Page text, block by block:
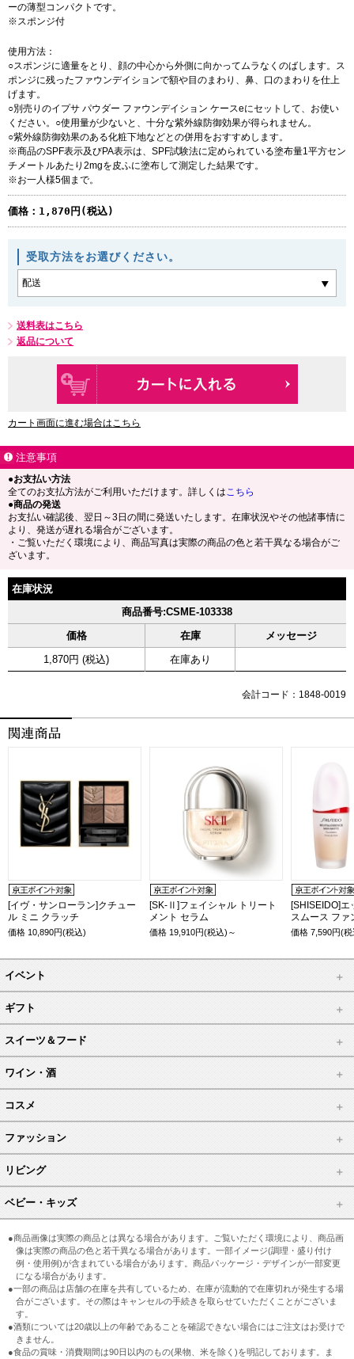
ーの薄型コンパクトです。
※スポンジ付
使用方法：
○スポンジに適量をとり、顔の中心から外側に向かってムラなくのばします。ス
ポンジに残ったファウンデイションで額や目のまわり、鼻、口のまわりを仕上
げます。
○別売りのイプサ パウダー ファウンデイション ケースeにセットして、お使い
ください。○使用量が少ないと、十分な紫外線防御効果が得られません。
○紫外線防御効果のある化粧下地などとの併用をおすすめします。
※商品のSPF表示及びPA表示は、SPF試験法に定められている塗布量1平方セン
チメートルあたり2mgを皮ふに塗布して測定した結果です。
※お一人様5個まで。
価格： 1,870円(税込)
受取方法をお選びください。
送料表はこちら
返品について
カート画面に進む場合はこちら
注意事項
●お支払い方法
全てのお支払方法がご利用いただけます。詳しくはこちら
●商品の発送
お支払い確認後、翌日～3日の間に発送いたします。在庫状況やその他諸事情に
より、発送が遅れる場合がございます。
・ご覧いただく環境により、商品写真は実際の商品の色と若干異なる場合がご
ざいます。
在庫状況
商品番号:CSME-103338
価格
在庫
メッセージ
1,870円 (税込)
在庫あり
会計コード：1848-0019
[イヴ・サンローラン]クチュー
ル ミニ クラッチ
価格 10,890円(税込)
[SK-Ⅱ]フェイシャル トリート
メント セラム
価格19,910円(税込)～
[SHISEIDO]エ
スムース ファ
価格7,590円(
イベント
ギフト
スイーツ＆フード
ワイン・酒
コスメ
ファッション
リビング
ベビー・キッズ
●商品画像は実際の商品とは異なる場合があります。ご覧いただく環境により、商品画
像は実際の商品の色と若干異なる場合があります。一部イメージ(調理・盛り付け
例・使用例)が含まれている場合があります。商品パッケージ・デザインが一部変更
になる場合があります。
●一部の商品は店舗の在庫を共有しているため、在庫が流動的で在庫切れが発生する場
合がございます。その際はキャンセルの手続きを取らせていただくことがございま
す。
●酒類については20歳以上の年齢であることを確認できない場合にはご注文はお受けで
きません。
●食品の賞味・消費期間は90日以内のもの(果物、米を除く)を明記しております。ま